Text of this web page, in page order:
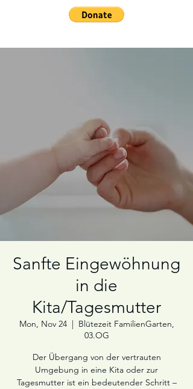
Sanfte Eingewöhnung
in die
Kita/Tagesmutter
Mon, Nov 24
  |
Blütezeit FamilienGarten,
03.OG
Der Übergang von der vertrauten
Umgebung in eine Kita oder zur
Tagesmutter ist ein bedeutender Schritt –